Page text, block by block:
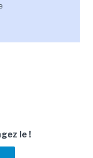
le !